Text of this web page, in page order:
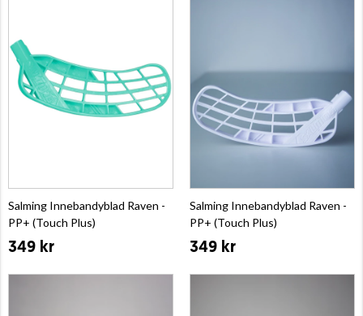
Salming Innebandyblad Raven -
PP+ (Touch Plus)
349 kr
Salming Innebandyblad Raven -
PP+ (Touch Plus)
349 kr